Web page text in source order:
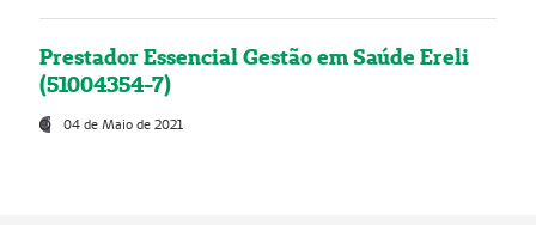
Prestador Essencial Gestão em Saúde Ereli
(51004354-7)
04 de Maio de 2021